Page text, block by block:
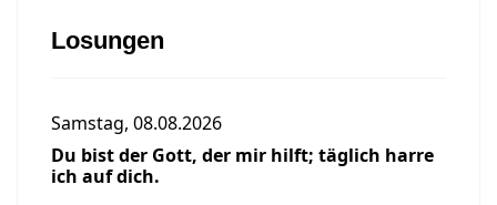
Losungen
Samstag, 08.08.2026
Du bist der Gott, der mir hilft; täglich harre
ich auf dich.